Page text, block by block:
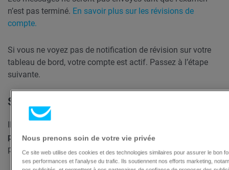
n’est pas terminé. En savoir plus sur les révisions de
compte.
Si vous ne voyez pas de notification de révision sur votre
tableau de bord, votre compte est actif. Passez à l’étape
suivante.
Statut de votre message
programméou enregistré en tant quebrouillon
pouvez le vérifier en allant dansMarketing par e-mail.
Nous prenons soin de votre vie privée
Ce site web utilise des cookies et des technologies similaires pour assurer le bon
ses performances et l'analyse du trafic. Ils soutiennent nos efforts marketing,